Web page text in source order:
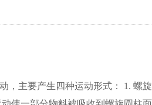
，主要产生四种运动形式： 1. 螺